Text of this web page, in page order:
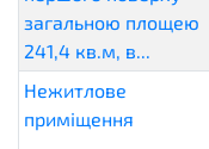
загальною площею
241,4 кв.м, в...
Нежитлове
приміщення